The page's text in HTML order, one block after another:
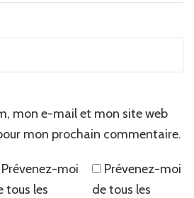
mon e-mail et mon site web
mon prochain commentaire.
Prévenez-moi
tous les
Prévenez-moi
de tous les